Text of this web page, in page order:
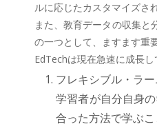
ルに応じたカスタマイズさ
また、教育データの収集と
の一つとして、ますます重
EdTechは現在急速に成長
フレキシブル・ラ
学習者が自分自身
合った方法で学ぶこ